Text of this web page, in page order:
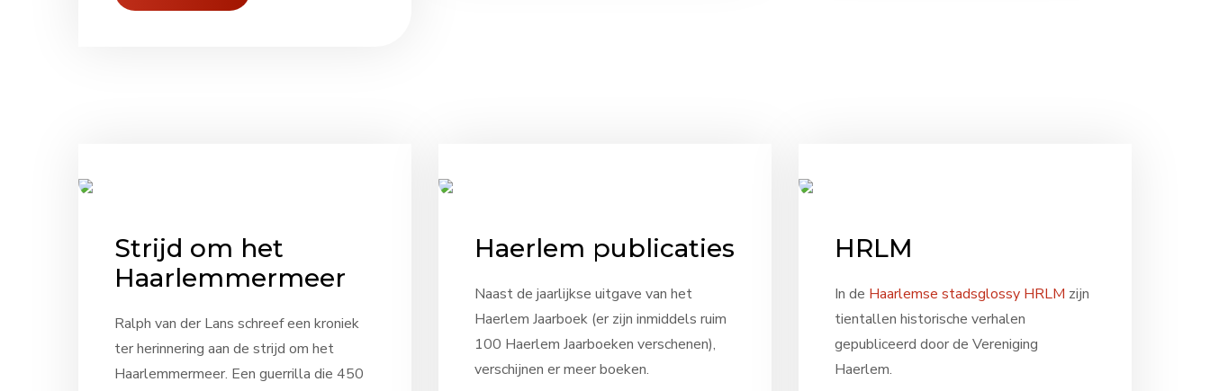
Strijd om het
Haarlemmermeer
Ralph van der Lans schreef een kroniek
ter herinnering aan de strijd om het
Haarlemmermeer. Een guerrilla die 450
Haerlem publicaties
Naast de jaarlijkse uitgave van het
Haerlem Jaarboek (er zijn inmiddels ruim
100 Haerlem Jaarboeken verschenen),
verschijnen er meer boeken.
HRLM
In de Haarlemse stadsglossy HRLM zijn
tientallen historische verhalen
gepubliceerd door de Vereniging
Haerlem.